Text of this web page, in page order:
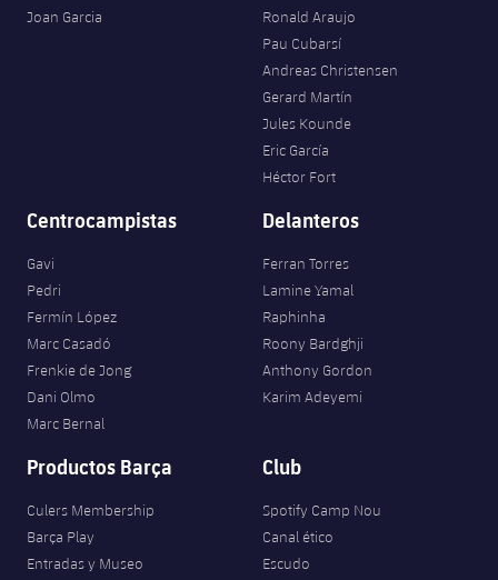
Joan Garcia
Ronald Araujo
Pau Cubarsí
Andreas Christensen
Gerard Martín
Jules Kounde
Eric García
Héctor Fort
Centrocampistas
Gavi
Pedri
Fermín López
Marc Casadó
Frenkie de Jong
Dani Olmo
Marc Bernal
Delanteros
Ferran Torres
Lamine Yamal
Raphinha
Roony Bardghji
Anthony Gordon
Karim Adeyemi
Productos Barça
Culers Membership
Barça Play
Entradas y Museo
Club
Spotify Camp Nou
Canal ético
Escudo